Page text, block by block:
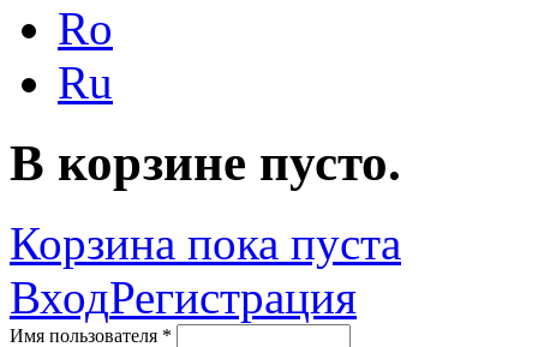
Ro
Ru
В корзине пусто.
Корзина пока пуста
ВходРегистрация
Имя пользователя *